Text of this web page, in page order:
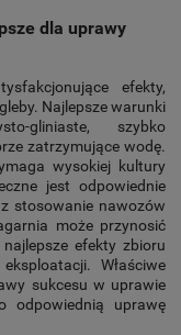
dla uprawy
efekty,
Najlepsze warunki
gliniaste, szybko
zatrzymujące wodę.
wysokiej kultury
jest odpowiednie
stosowanie nawozów
może przynosić
efekty zbioru
Właściwe
sukcesu w uprawie
odpowiednią uprawę